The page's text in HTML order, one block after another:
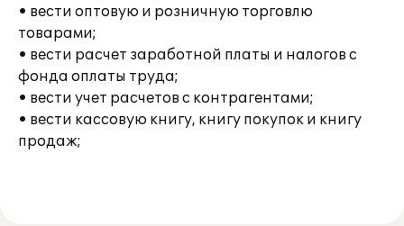
• вести оптовую и розничную торговлю
товарами;
• вести расчет заработной платы и налогов с
фонда оплаты труда;
• вести учет расчетов с контрагентами;
• вести кассовую книгу, книгу покупок и книгу
продаж;